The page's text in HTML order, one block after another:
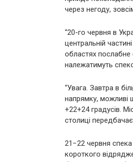
через негоду,
“20-го червня в
центральній
областях послабне
належатимуть
“Увага. Завтра в
напрямку, можливі
+22+24 градусів.
столиці
21−22 червня спека
короткого